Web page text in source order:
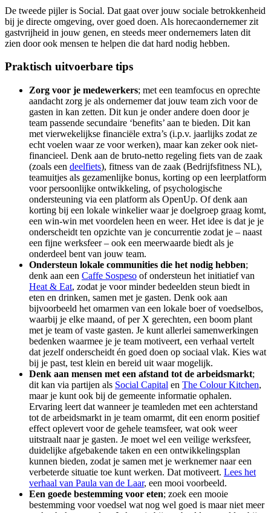
De tweede pijler is Social. Dat gaat over jouw sociale betrokkenheid
bij je directe omgeving, over goed doen. Als horecaondernemer zit
gastvrijheid in jouw genen, en steeds meer ondernemers laten dit
zien door ook mensen te helpen die dat hard nodig hebben.
Praktisch uitvoerbare tips
Zorg voor je medewerkers; met een teamfocus en oprechte
aandacht zorg je als ondernemer dat jouw team zich voor de
gasten in kan zetten. Dit kun je onder andere doen door je
team passende secundaire ‘benefits’ aan te bieden. Dit kan
met vierwekelijkse financiële extra’s (i.p.v. jaarlijks zodat ze
echt voelen waar ze voor werken), maar kan zeker ook niet-
financieel. Denk aan de bruto-netto regeling fiets van de zaak
(zoals een deelfiets), fitness van de zaak (Bedrijfsfitness NL),
teamuitjes als gezamenlijke bonus, korting op een leerplatform
voor persoonlijke ontwikkeling, of psychologische
ondersteuning via een platform als OpenUp. Of denk aan
korting bij een lokale winkelier waar je doelgroep graag komt,
een win-win met voordelen heen en weer. Het idee is dat je je
onderscheidt ten opzichte van je concurrentie zodat je – naast
een fijne werksfeer – ook een meerwaarde biedt als je
onderdeel bent van jouw team.
Ondersteun lokale communities die het nodig hebben;
denk aan een Caffe Sospeso of ondersteun het initiatief van
Heat & Eat, zodat je voor minder bedeelden steun biedt in
eten en drinken, samen met je gasten. Denk ook aan
bijvoorbeeld het omarmen van een lokale boer of voedselbos,
waarbij je elke maand, of per X gerechten, een boom plant
met je team of vaste gasten. Je kunt allerlei samenwerkingen
bedenken waarmee je je team motiveert, een verhaal vertelt
dat jezelf onderscheidt én goed doen op sociaal vlak. Kies wat
bij je past, test klein en bereid uit waar mogelijk.
Denk aan mensen met een afstand tot de arbeidsmarkt;
dit kan via partijen als Social Capital en The Colour Kitchen,
maar je kunt ook bij de gemeente informatie ophalen.
Ervaring leert dat wanneer je teamleden met een achterstand
tot de arbeidsmarkt in je team omarmt, dit een enorm positief
effect oplevert voor de gehele teamsfeer, wat ook weer
uitstraalt naar je gasten. Je moet wel een veilige werksfeer,
duidelijke afgebakende taken en een ontwikkelingsplan
kunnen bieden, zodat je samen met je werknemer naar een
verbeterde situatie toe kunt werken. Dat motiveert. Lees het
verhaal van Paula van de Laar, een mooi voorbeeld.
Een goede bestemming voor eten; zoek een mooie
bestemming voor voedsel wat nog wel goed is maar niet meer